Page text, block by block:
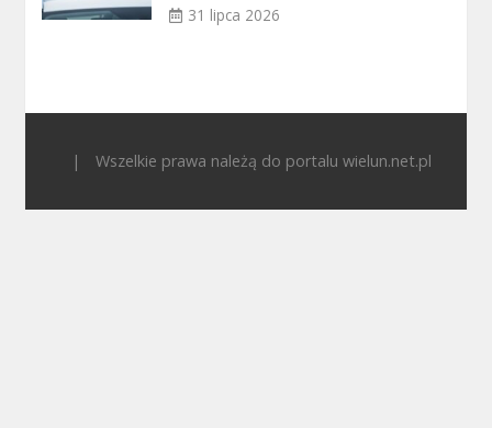
31 lipca 2026
| Wszelkie prawa należą do portalu wielun.net.pl